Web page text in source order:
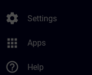
settings Settings
apps Apps
help_outline Help